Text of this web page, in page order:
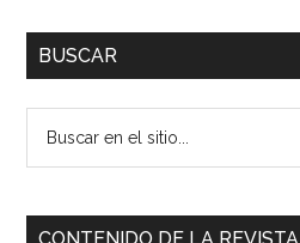
Primary
BUSCAR
sitio...